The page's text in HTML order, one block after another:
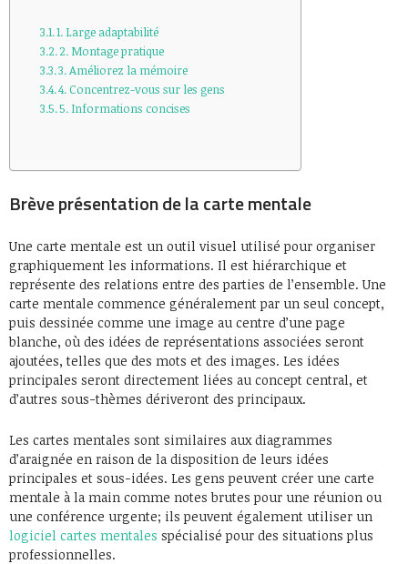
1. Large adaptabilité
2. Montage pratique
3. Améliorez la mémoire
4. Concentrez-vous sur les gens
5. Informations concises
Brève présentation de la carte mentale
Une carte mentale est un outil visuel utilisé pour organiser
graphiquement les informations. Il est hiérarchique et
représente des relations entre des parties de l’ensemble. Une
carte mentale commence généralement par un seul concept,
puis dessinée comme une image au centre d’une page
blanche, où des idées de représentations associées seront
ajoutées, telles que des mots et des images. Les idées
principales seront directement liées au concept central, et
d’autres sous-thèmes dériveront des principaux.
Les cartes mentales sont similaires aux diagrammes
d’araignée en raison de la disposition de leurs idées
principales et sous-idées. Les gens peuvent créer une carte
mentale à la main comme notes brutes pour une réunion ou
une conférence urgente; ils peuvent également utiliser un
logiciel cartes mentales spécialisé pour des situations plus
professionnelles.